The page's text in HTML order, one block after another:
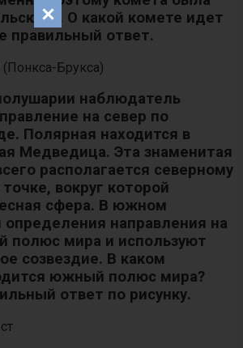
О какой комете идет
правильный ответ.
Брукса)
наблюдатель
на север по
Полярная находится в
Медведица. Эта знаменитая
располагается северному
вокруг которой
сфера. В южном
направления на
мира и используют
созвездие. В каком
южный полюс мира?
ответ по рисунку.